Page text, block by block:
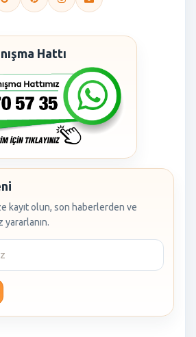
Hattı
kayıt olun, son haberlerden ve